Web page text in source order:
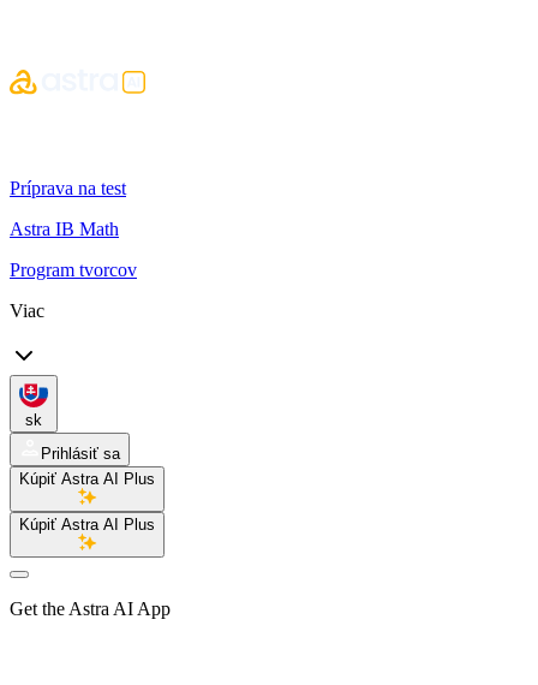
Príprava na test
Astra IB Math
Program tvorcov
Viac
sk
Prihlásiť sa
Kúpiť Astra AI Plus
Kúpiť Astra AI Plus
Get the Astra AI App